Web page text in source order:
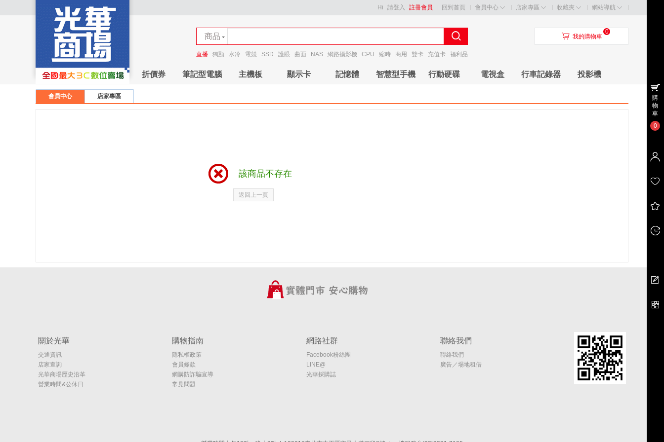
回到首頁 會員中心 店家專區 收藏夾 網站導航
Hi 請登入 註冊會員
商品
商店
直播 獨顯 水冷 電競 SSD 護眼 曲面 NAS 網路攝影機 CPU 縮時 商用 雙卡 充值卡 福利品
󰃦 我的購物車
0
折價券 筆記型電腦 主機板 顯示卡 記憶體 智慧型手機 行動硬碟 電視盒 行車記錄器 投影機
會員中心 店家專區
該商品不存在
返回上一頁
關於光華
交通資訊
店家查詢
光華商場歷史沿革
營業時間&公休日
購物指南
隱私權政策
會員條款
網購防詐騙宣導
常見問題
網路社群
Facebook粉絲團
LINE@
光華採購誌
聯絡我們
聯絡我們
廣告／場地租借
購
物
車
0